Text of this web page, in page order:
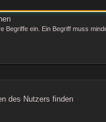
Begriffe ein. Ein Begriff muss
des Nutzers finden